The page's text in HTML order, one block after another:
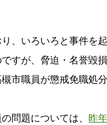
、いろいろと事件を
すが、脅迫・名誉毀
市職員が懲戒免職処
問題については、 昨